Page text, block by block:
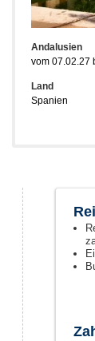
Andalusien
vom 07.02.27
Land
Spanien